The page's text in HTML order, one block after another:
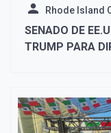
Rhode Island
SENADO DE
TRUMP PARA